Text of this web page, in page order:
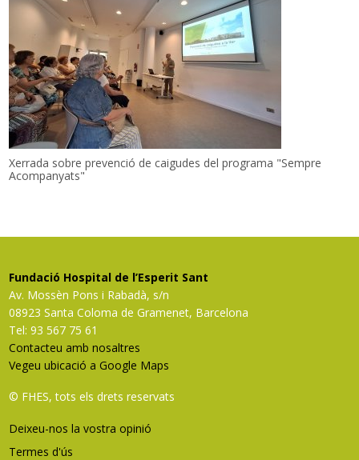
Xerrada sobre prevenció de caigudes del programa "Sempre
Acompanyats"
Fundació Hospital de l’Esperit Sant
Av. Mossèn Pons i Rabadà, s/n
08923 Santa Coloma de Gramenet, Barcelona
Tel: 93 567 75 61
Contacteu amb nosaltres
Vegeu ubicació a Google Maps
© FHES, tots els drets reservats
Deixeu-nos la vostra opinió
Termes d'ús